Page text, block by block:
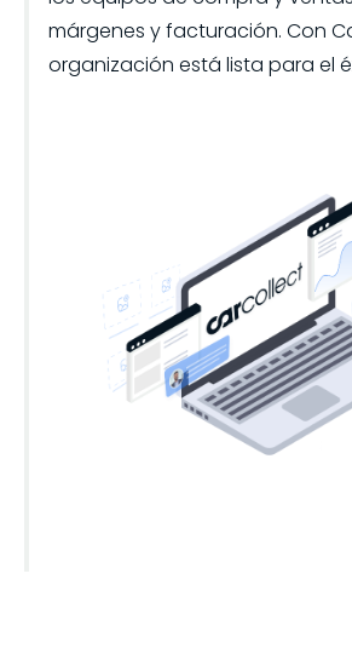
márgenes y facturación. Con
organización está lista para el